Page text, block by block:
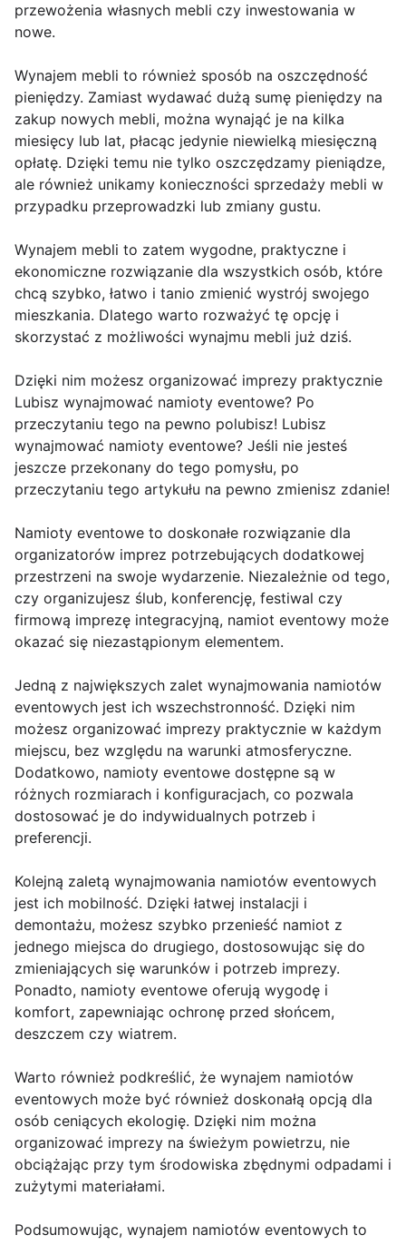
przewożenia własnych mebli czy inwestowania w
nowe.
Wynajem mebli to również sposób na oszczędność
pieniędzy. Zamiast wydawać dużą sumę pieniędzy na
zakup nowych mebli, można wynająć je na kilka
miesięcy lub lat, płacąc jedynie niewielką miesięczną
opłatę. Dzięki temu nie tylko oszczędzamy pieniądze,
ale również unikamy konieczności sprzedaży mebli w
przypadku przeprowadzki lub zmiany gustu.
Wynajem mebli to zatem wygodne, praktyczne i
ekonomiczne rozwiązanie dla wszystkich osób, które
chcą szybko, łatwo i tanio zmienić wystrój swojego
mieszkania. Dlatego warto rozważyć tę opcję i
skorzystać z możliwości wynajmu mebli już dziś.
Dzięki nim możesz organizować imprezy praktycznie
Lubisz wynajmować namioty eventowe? Po
przeczytaniu tego na pewno polubisz! Lubisz
wynajmować namioty eventowe? Jeśli nie jesteś
jeszcze przekonany do tego pomysłu, po
przeczytaniu tego artykułu na pewno zmienisz zdanie!
Namioty eventowe to doskonałe rozwiązanie dla
organizatorów imprez potrzebujących dodatkowej
przestrzeni na swoje wydarzenie. Niezależnie od tego,
czy organizujesz ślub, konferencję, festiwal czy
firmową imprezę integracyjną, namiot eventowy może
okazać się niezastąpionym elementem.
Jedną z największych zalet wynajmowania namiotów
eventowych jest ich wszechstronność. Dzięki nim
możesz organizować imprezy praktycznie w każdym
miejscu, bez względu na warunki atmosferyczne.
Dodatkowo, namioty eventowe dostępne są w
różnych rozmiarach i konfiguracjach, co pozwala
dostosować je do indywidualnych potrzeb i
preferencji.
Kolejną zaletą wynajmowania namiotów eventowych
jest ich mobilność. Dzięki łatwej instalacji i
demontażu, możesz szybko przenieść namiot z
jednego miejsca do drugiego, dostosowując się do
zmieniających się warunków i potrzeb imprezy.
Ponadto, namioty eventowe oferują wygodę i
komfort, zapewniając ochronę przed słońcem,
deszczem czy wiatrem.
Warto również podkreślić, że wynajem namiotów
eventowych może być również doskonałą opcją dla
osób ceniących ekologię. Dzięki nim można
organizować imprezy na świeżym powietrzu, nie
obciążając przy tym środowiska zbędnymi odpadami i
zużytymi materiałami.
Podsumowując, wynajem namiotów eventowych to